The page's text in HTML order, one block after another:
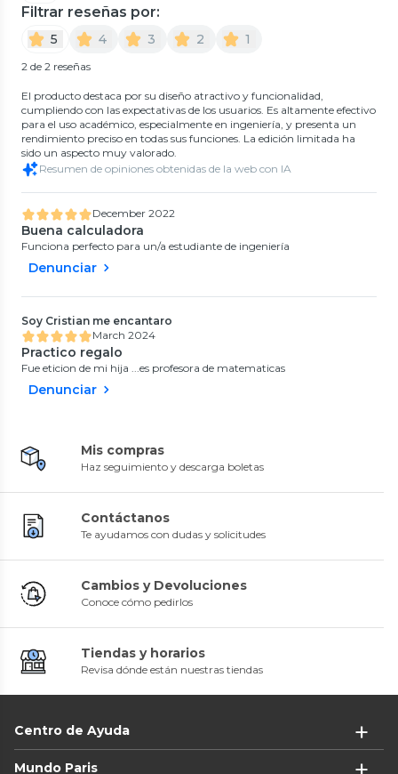
Filtrar reseñas por:
5 4 3 2 1
2 de 2 reseñas
El producto destaca por su diseño atractivo y funcionalidad,
cumpliendo con las expectativas de los usuarios. Es altamente efectivo
para el uso académico, especialmente en ingeniería, y presenta un
rendimiento preciso en todas sus funciones. La edición limitada ha
sido un aspecto muy valorado.
Resumen de opiniones obtenidas de la web con IA
December 2022
Buena calculadora
Funciona perfecto para un/a estudiante de ingeniería
Denunciar
Soy Cristian me encantaro
March 2024
Practico regalo
Fue eticion de mi hija ...es profesora de matematicas
Denunciar
Mis compras
Haz seguimiento y descarga boletas
Contáctanos
Te ayudamos con dudas y solicitudes
Cambios y Devoluciones
Conoce cómo pedirlos
Tiendas y horarios
Revisa dónde están nuestras tiendas
Centro de Ayuda
Mundo Paris